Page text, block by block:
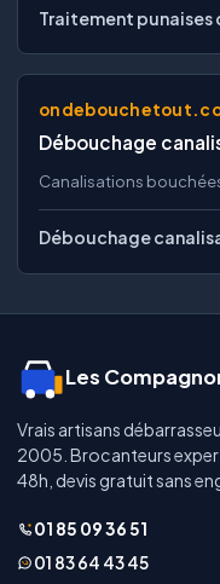
Traitement punaises
Débouchage
Canalisations
Débouchage
Les
Vrais artisans
2005. Brocanteurs
48h, devis gratuit sans
01 85 09 36 51
01 83 64 43 45